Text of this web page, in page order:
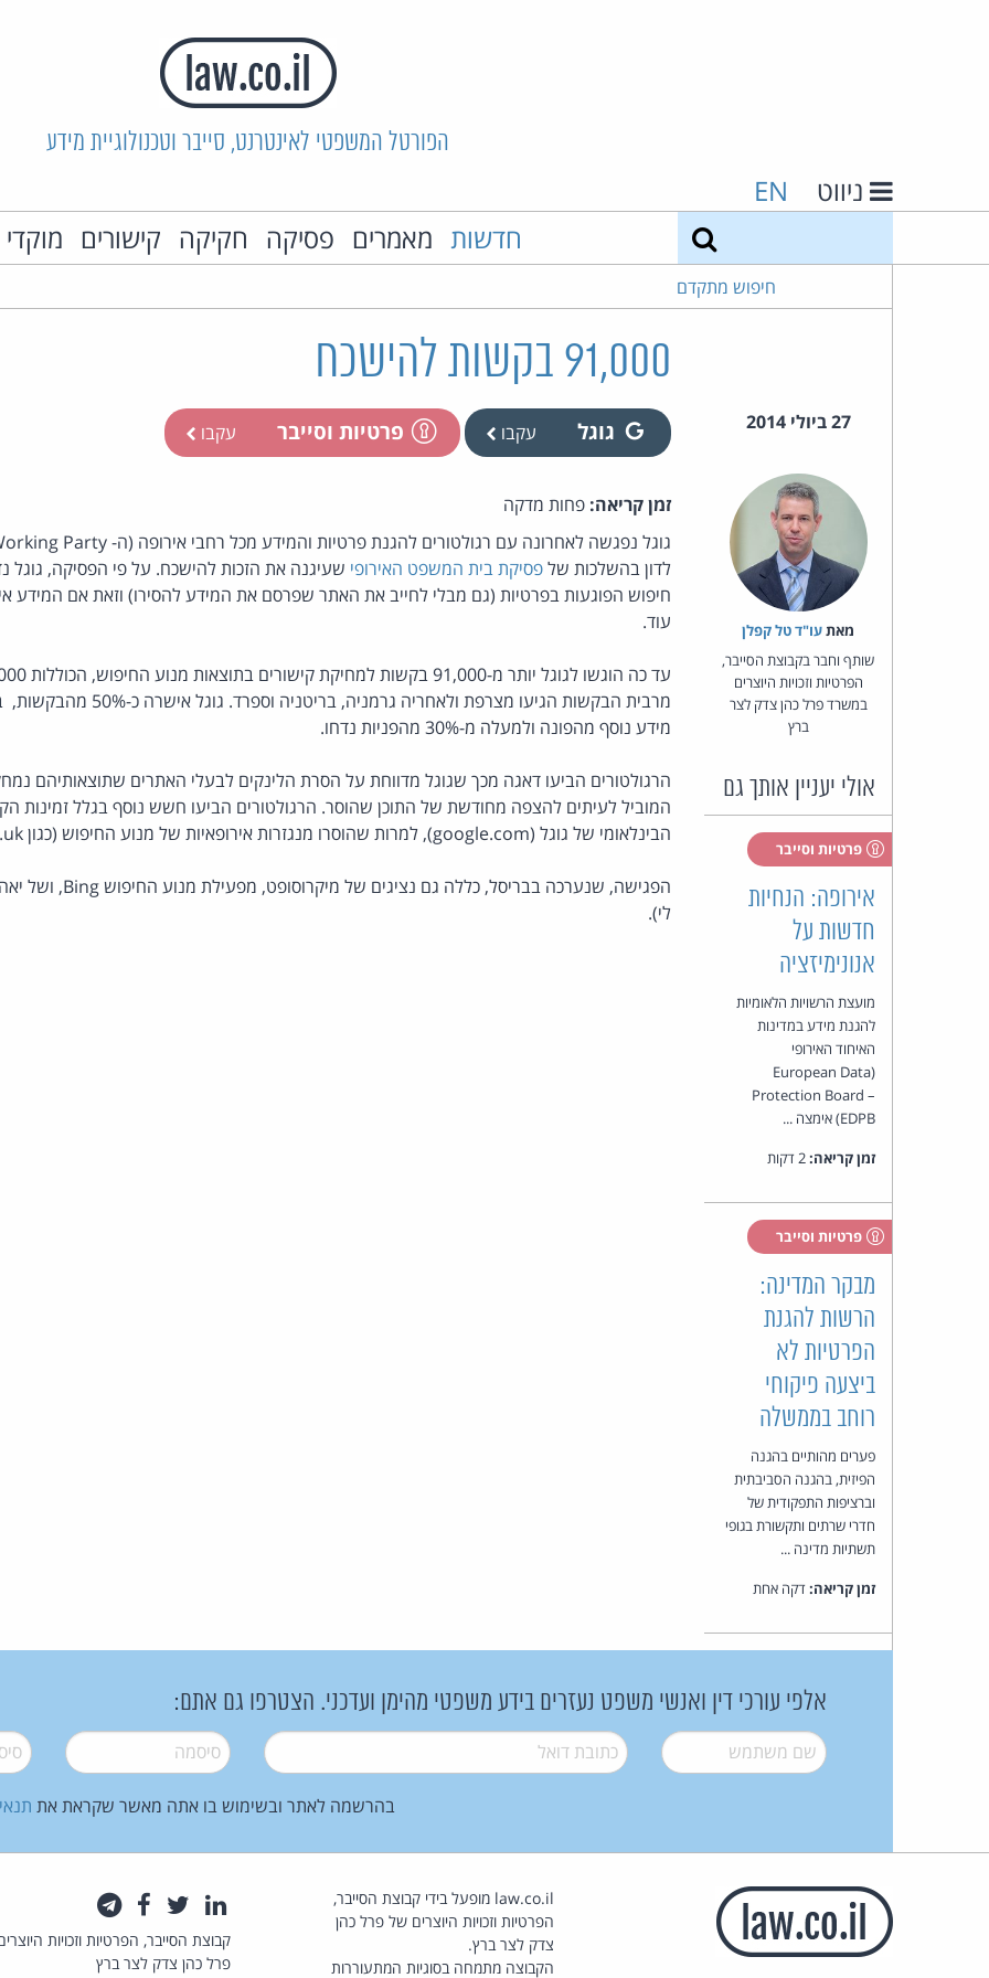
הפורטל המשפטי לאינטרנט, סייבר וטכנולוגיית מידע
ניווט EN
חדשות מאמרים פסיקה חקיקה קישורים
חיפוש מתקדם
91,000 בקשות להישכח
27 ביולי 2014 גוגל עקבו פרטיות וסייבר עקבו
מאת‏עו"ד טל קפלן
שותף וחבר בקבוצת הסייבר,
הפרטיות וזכויות היוצרים
במשרד פרל כהן צדק לצר
ברץ
אולי יעניין אותך גם
פרטיות וסייבר
אירופה: הנחיות
חדשות על
אנונימיזציה
מועצת הרשויות הלאומיות
להגנת מידע במדינות
האיחוד האירופי
(European Data
Protection Board –
EDPB) אימצה ...
זמן קריאה:
פרטיות וסייבר
מבקר המדינה:
הרשות להגנת
הפרטיות לא
ביצעה פיקוחי
רוחב בממשלה
פערים מהותיים בהגנה
הפיזית, בהגנה הסביבתית
וברציפות התפקודית של
חדרי שרתים ותקשורת בגופי
תשתיות מדינה ...
זמן קריאה:דקה אחת
זמן קריאה: פחות מדקה
לדון בהשלכות שלפסיקת בית המשפט האירופי שעיגנה את הזכות להישכח. על פי הפסיקה, גוגל
חיפוש הפוגעות בפרטיות (גם מבלי לחייב את האתר שפרסם את המידע להסירו) וזאת אם המידע
עוד.
מידע נוסף מהפונה ולמעלה מ-30% מהפניות נדחו.
הרגולטורים הביעו דאגה מכך שגוגל מדווחת על הסרת הלינקים לבעלי האתרים שתוצאותיהם
המוביל לעיתים להצפה מחודשת של התוכן שהוסר. הרגולטורים הביעו חשש נוסף בגלל זמינות
הבינלאומי של גוגל (google.com), למרות שהוסרו מנגזרות אירופאיות של מנוע החיפוש (כגון google.co.uk).
הפגישה, שנערכה בבריסל, כללה גם נציגים של מיקרוסופט, מפעילת מנוע החיפוש Bing, ושל יאהו!. מקור:
לי).
אלפי עורכי דין ואנשי משפט נעזרים בידע משפטי מהימן ועדכני. הצטרפו גם אתם:
שם משתמש* דואל* סיסמה*
בהרשמה לאתר ובשימוש בו אתה מאשר שקראת את
law.co.il מופעל בידי קבוצת הסייבר,
הפרטיות וזכויות היוצרים של פרל כהן
צדק לצר ברץ.
הקבוצה מתמחה בסוגיות המתעוררות
לינקדאין
טוויטרפייסבוק
קבוצת הסייבר, הפרטיות וזכויות
פרל כהן צדק לצר ברץ